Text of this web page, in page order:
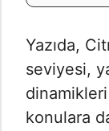
Yazıda,
seviyesi,
konulara